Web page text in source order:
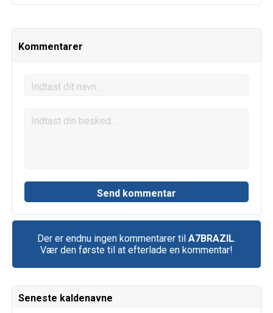
Kommentarer
Der er endnu ingen kommentarer til A7BRAZIL.
Vær den første til at efterlade en kommentar!
Seneste kaldenavne